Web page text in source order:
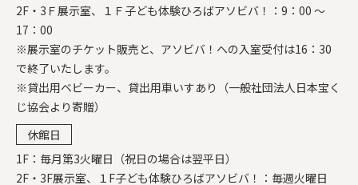
2F・3Ｆ展示室、１Ｆ子ども体験ひろばアソビバ！：9：00 ～
17：00
※展示室のチケット販売と、アソビバ！への入室受付は16：30
で終了いたします。
※貸出用ベビーカー、貸出用車いすあり（一般社団法人日本宝く
じ協会より寄贈）
休館日
1F：毎月第3火曜日（祝日の場合は翌平日）
2F・3F展示室、１F子ども体験ひろばアソビバ！：毎週火曜日